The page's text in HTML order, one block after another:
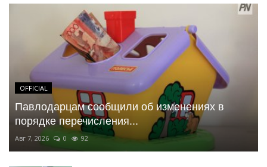
OFFICIAL
Павлодарцам сообщили об изменениях в
порядке перечисления...
Авг 7, 2026 0 92